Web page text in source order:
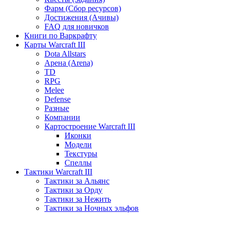
Фарм (Сбор ресурсов)
Достижения (Ачивы)
FAQ для новичков
Книги по Варкрафту
Карты Warcraft III
Dota Allstars
Арена (Arena)
TD
RPG
Melee
Defense
Разные
Компании
Картостроение Warcraft III
Иконки
Модели
Текстуры
Спеллы
Тактики Warcraft III
Тактики за Альянс
Тактики за Орду
Тактики за Нежить
Тактики за Ночных эльфов